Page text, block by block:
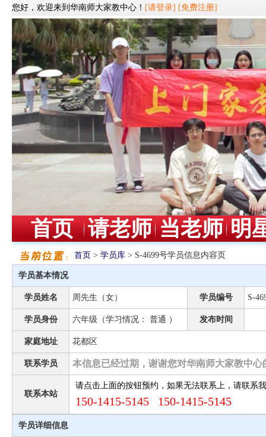
您好，欢迎来到华南师大家教中心！ [请登录] [免费注册]
首页 请老师 当老师 明
首页 > 学员库 > S-4699号学员信息内容页
学员基本情况
学员姓名 周先生（女） 学员编号 S-
学员身份 六年级（学习情况： 普通 ） 发布时间
家庭地址 花都区
联系学员 本信息已经过期，谢谢您对华南师大家教中心
联系本站
请点击上面的按钮预约，如果无法联系上，请联系
150-1415-5145 150-1415-5145
学员详细信息